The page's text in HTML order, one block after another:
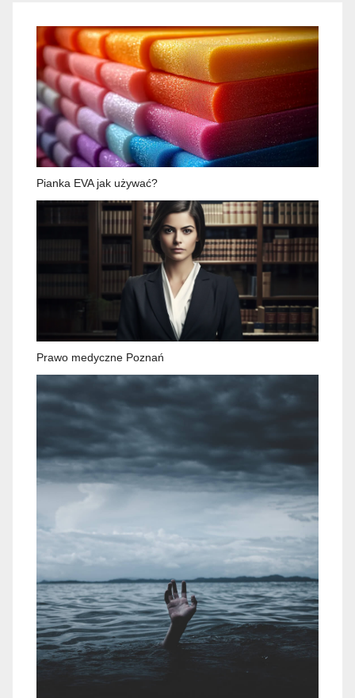
Pianka EVA jak używać?
Prawo medyczne Poznań